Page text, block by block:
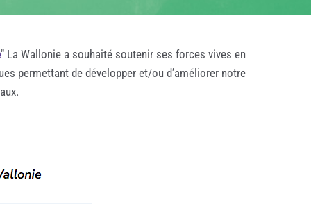
" La Wallonie a souhaité soutenir ses forces vives en
permettant de développer et/ou d’améliorer notre